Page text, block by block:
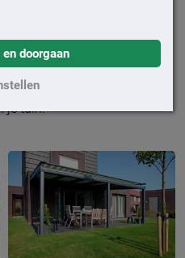
doorgaan
of een barbecue met je
terrasoverkapping, of
je er een
De
aan je woning worden
je tuin.